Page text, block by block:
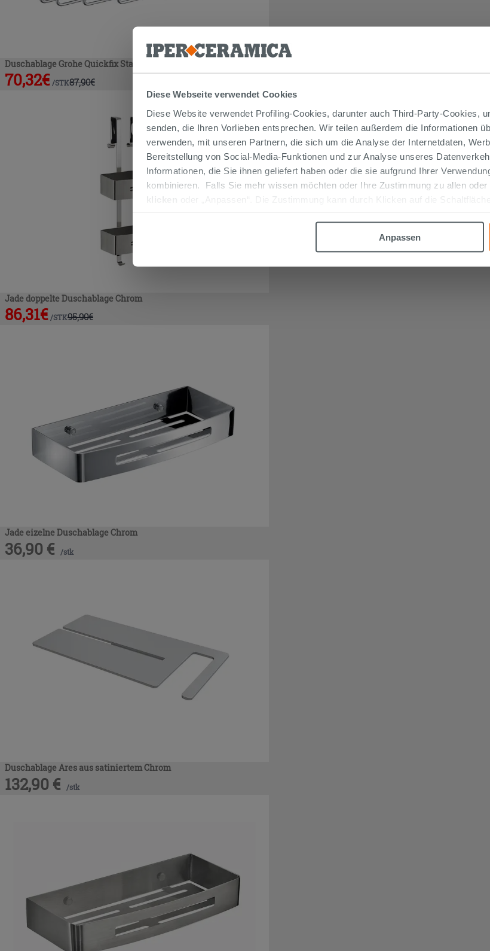
Diese Webseite verwendet Cookies
Diese Website verwendet Profiling-Cookies, darunter auch Third-Party-Cookies,
senden, die Ihren Vorlieben entsprechen. Wir teilen außerdem die Informationen
verwenden, mit unseren Partnern, die sich um die Analyse der Internetdaten,
Bereitstellung von Social-Media-Funktionen und zur Analyse unseres
Informationen, die Sie ihnen geliefert haben oder die sie aufgrund Ihrer
kombinieren. Falls Sie mehr wissen möchten oder Ihre Zustimmung zu allen
klicken
oder „Anpassen“. Die Zustimmung kann durch Klicken auf die
Anpassen
Duschablage Grohe Quickfix Start Chrom
70,32€ /STK87,90€
Jade doppelte Duschablage Chrom
86,31€ /STK95,90€
Jade eizelne Duschablage Chrom
36,90 € /stk
Duschablage Ares aus satiniertem Chrom
132,90 € /stk